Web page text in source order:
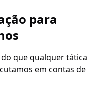
para
que qualquer tática
em contas de